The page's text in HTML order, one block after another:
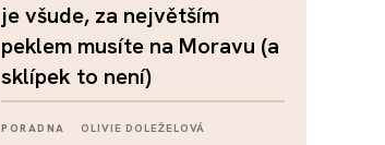
je všude, za největším
peklem musíte na Moravu (a
sklípek to není)
PORADNA OLIVIE DOLEŽELOVÁ